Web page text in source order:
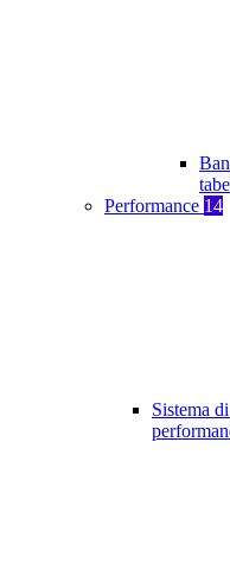
Performance 14
Sistema